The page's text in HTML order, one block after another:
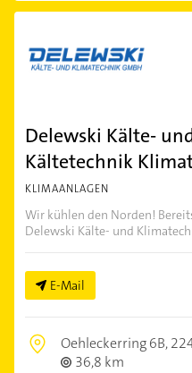
Delewski Kälte-
Kältetechnik
KLIMAANLAGEN
Wir kühlen den Norden!
Delewski Kälte- und
E-Mail
Oehleckerring 6B,
36,8 km